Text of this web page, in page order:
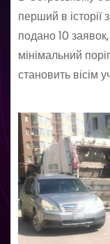
перший в історії
подано 10
мінімальний
становить вісім